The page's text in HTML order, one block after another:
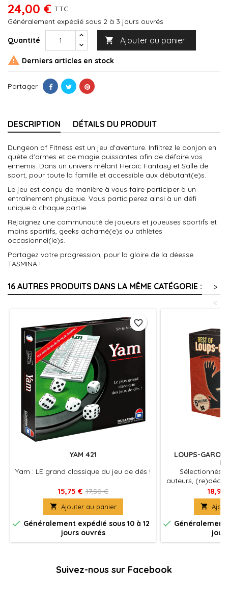
24,00 € TTC
Généralement expédié sous 2 à 3 jours ouvrés
Quantité  Ajouter au panier
 Derniers articles en stock
Partager
DESCRIPTION DÉTAILS DU PRODUIT
Dungeon of Fitness est un jeu d'aventure. Infiltrez le donjon en
quête d'armes et de magie puissantes afin de défaire vos
ennemis. Dans un univers mêlant Heroïc Fantasy et Salle de
sport, pour toute la famille et accessible aux débutant(e)s.
Le jeu est conçu de manière à vous faire participer à un
entraînement physique. Vous participerez ainsi à un défi
unique à chaque partie.
Rejoignez une communauté de joueurs et joueuses sportifs et
moins sportifs, geeks acharné(e)s ou athlètes
occasionnel(le)s.
Partagez votre progression, pour la gloire de la déesse
TASMINA !
16 AUTRES PRODUITS DANS LA MÊME CATÉGORIE :
>
<
YAM 421
Yam : LE grand classique du jeu de dés !
15,75 € 17,50 €
 Ajouter au panier
 Généralement expédié sous 10 à 12
jours ouvrés
favorite_border
LOUPS-
Sélectionnés
auteurs,
les plus
Thiercelieux",
18,90

 Généralement
Suivez-nous sur Facebook